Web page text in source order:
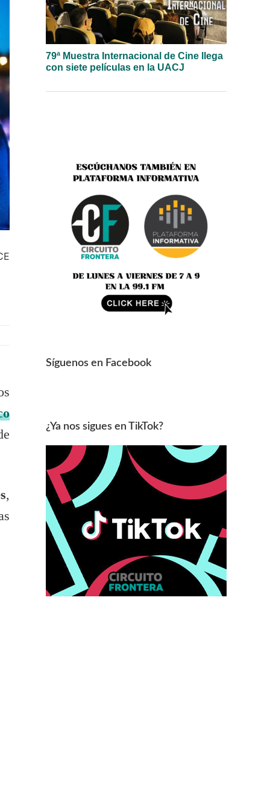
,
79ª Muestra Internacional de Cine llega
con siete películas en la UACJ
Síguenos en Facebook
¿Ya nos sigues en TikTok?